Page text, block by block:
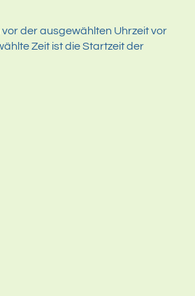
vor der ausgewählten Uhrzeit vor
Zeit ist die Startzeit der